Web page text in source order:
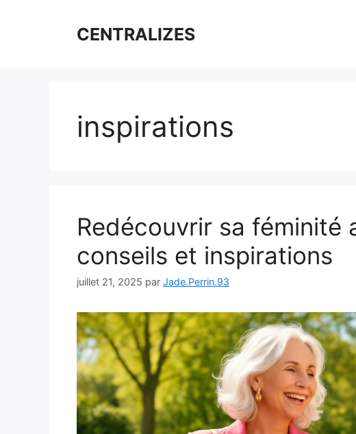
CENTRALIZES
inspirations
Redécouvrir sa féminité
conseils et inspirations
juillet 21, 2025 par Jade.Perrin.93